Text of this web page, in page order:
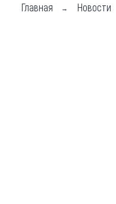
Придорожные
Главная Новости